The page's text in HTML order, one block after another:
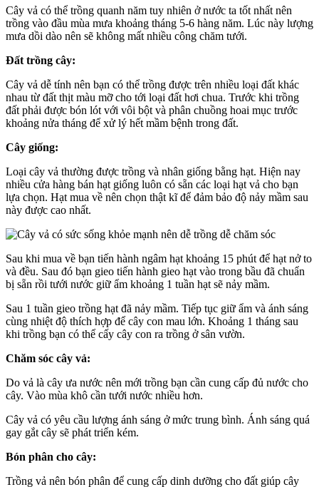
Cây vả có thể trồng quanh năm tuy nhiên ở nước ta tốt nhất nên
trồng vào đầu mùa mưa khoảng tháng 5-6 hàng năm. Lúc này lượng
mưa dồi dào nên sẽ không mất nhiều công chăm tưới.
Đất trồng cây:
Cây vả dễ tính nên bạn có thể trồng được trên nhiều loại đất khác
nhau từ đất thịt màu mỡ cho tới loại đất hơi chua. Trước khi trồng
đất phải được bón lót với vôi bột và phân chuồng hoai mục trước
khoảng nửa tháng để xử lý hết mầm bệnh trong đất.
Cây giống:
Loại cây vả thường được trồng và nhân giống bằng hạt. Hiện nay
nhiều cửa hàng bán hạt giống luôn có sẵn các loại hạt vả cho bạn
lựa chọn. Hạt mua về nên chọn thật kĩ để đảm bảo độ nảy mầm sau
này được cao nhất.
Sau khi mua về bạn tiến hành ngâm hạt khoảng 15 phút để hạt nở to
và đều. Sau đó bạn gieo tiến hành gieo hạt vào trong bầu đã chuẩn
bị sẵn rồi tưới nước giữ ẩm khoảng 1 tuần hạt sẽ nảy mầm.
Sau 1 tuần gieo trồng hạt đã nảy mầm. Tiếp tục giữ ẩm và ánh sáng
cùng nhiệt độ thích hợp để cây con mau lớn. Khoảng 1 tháng sau
khi trồng bạn có thể cấy cây con ra trồng ở sân vườn.
Chăm sóc cây vả:
Do vả là cây ưa nước nên mới trồng bạn cần cung cấp đủ nước cho
cây. Vào mùa khô cần tưới nước nhiều hơn.
Cây vả có yêu cầu lượng ánh sáng ở mức trung bình. Ánh sáng quá
gay gắt cây sẽ phát triển kém.
Bón phân cho cây:
Trồng vả nên bón phân để cung cấp dinh dưỡng cho đất giúp cây